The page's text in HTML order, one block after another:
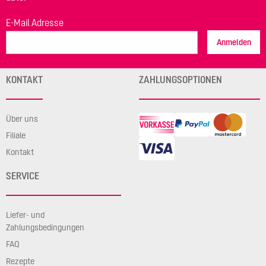
E-Mail Adresse
Anmelden
KONTAKT
Über uns
Filiale
Kontakt
SERVICE
Liefer- und
Zahlungsbedingungen
FAQ
Rezepte
ZAHLUNGSOPTIONEN